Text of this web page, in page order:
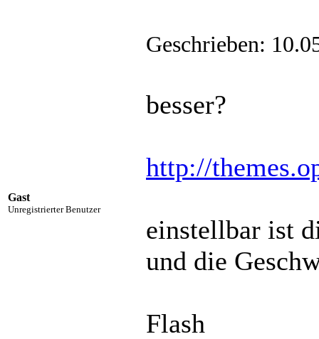
Gast
Unregistrierter Benutzer
Geschrieben:
besser?
http://
einstellbar ist
und die
Flash